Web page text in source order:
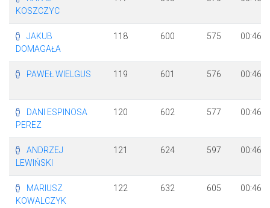
KOSZCZYC
JAKUB
DOMAGAŁA
118 600 575
PAWEŁ WIELGUS 119 601 576
DANI ESPINOSA
PEREZ
120 602 577
ANDRZEJ
LEWIŃSKI
121 624 597
MARIUSZ
KOWALCZYK
122 632 605